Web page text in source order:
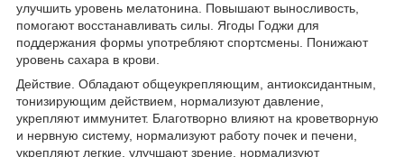
улучшить уровень мелатонина. Повышают выносливость,
помогают восстанавливать силы. Ягоды Годжи для
поддержания формы употребляют спортсмены. Понижают
уровень сахара в крови.
Действие. Обладают общеукрепляющим, антиоксидантным,
тонизирующим действием, нормализуют давление,
укрепляют иммунитет. Благотворно влияют на кроветворную
и нервную систему, нормализуют работу почек и печени,
укрепляют легкие, улучшают зрение, нормализуют